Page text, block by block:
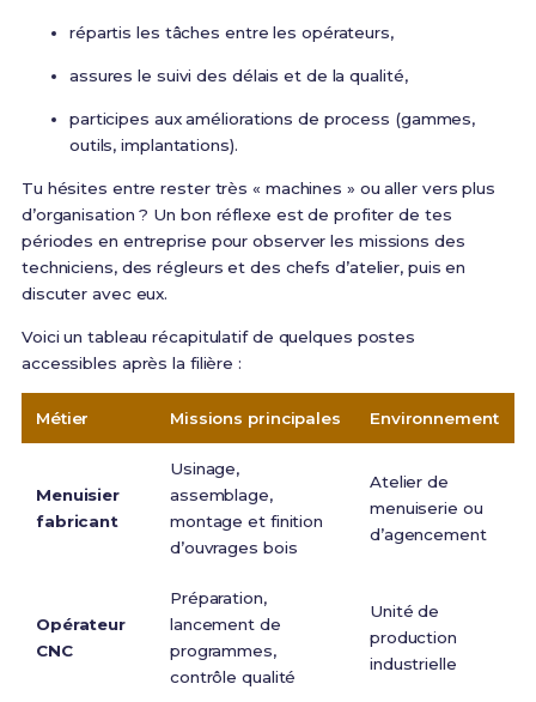
répartis les tâches entre les opérateurs,
assures le suivi des délais et de la qualité,
participes aux améliorations de process (gammes,
outils, implantations).
Tu hésites entre rester très « machines » ou aller vers plus
d’organisation ? Un bon réflexe est de profiter de tes
périodes en entreprise pour observer les missions des
techniciens, des régleurs et des chefs d’atelier, puis en
discuter avec eux.
Voici un tableau récapitulatif de quelques postes
accessibles après la filière :
Métier Missions principales Environnement
Menuisier
fabricant
Usinage,
assemblage,
montage et finition
d’ouvrages bois
Atelier de
menuiserie ou
d’agencement
Opérateur
CNC
Préparation,
lancement de
programmes,
contrôle qualité
Unité de
production
industrielle